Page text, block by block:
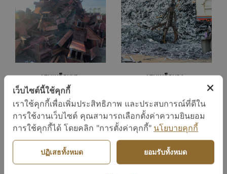
เศษเหล็กหนา เศษเหล็กบาง
เว็บไซต์นี้ใช้คุกกี้
เราใช้คุกกี้เพื่อเพิ่มประสิทธิภาพ และประสบการณ์ที่ดีใน
การใช้งานเว็บไซต์ คุณสามารถเลือกตั้งค่าความยินยอม
การใช้คุกกี้ได้ โดยคลิก "การตั้งค่าคุกกี้" นโยบายคุกกี้
ปฏิเสธทั้งหมด ยอมรับทั้งหมด